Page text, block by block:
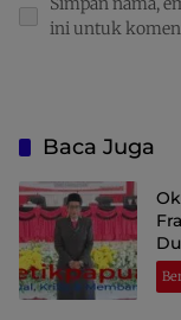
ini untuk
Baca Juga